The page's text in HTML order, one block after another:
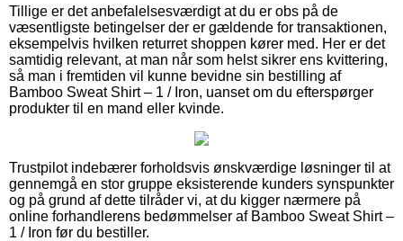
Tillige er det anbefalelsesværdigt at du er obs på de
væsentligste betingelser der er gældende for transaktionen,
eksempelvis hvilken returret shoppen kører med. Her er det
samtidig relevant, at man når som helst sikrer ens kvittering,
så man i fremtiden vil kunne bevidne sin bestilling af
Bamboo Sweat Shirt – 1 / Iron, uanset om du efterspørger
produkter til en mand eller kvinde.
Trustpilot indebærer forholdsvis ønskværdige løsninger til at
gennemgå en stor gruppe eksisterende kunders synspunkter
og på grund af dette tilråder vi, at du kigger nærmere på
online forhandlerens bedømmelser af Bamboo Sweat Shirt –
1 / Iron før du bestiller.